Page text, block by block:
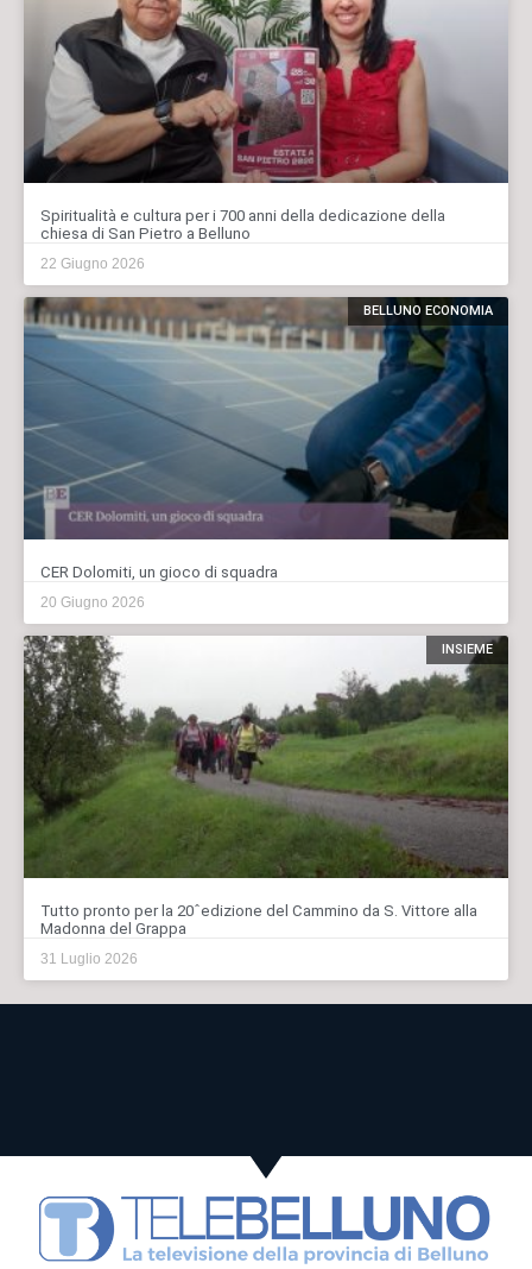
Spiritualità e cultura per i 700 anni della dedicazione della
chiesa di San Pietro a Belluno
22 Giugno 2026
BELLUNO ECONOMIA
CER Dolomiti, un gioco di squadra
20 Giugno 2026
INSIEME
Tutto pronto per la 20ˆedizione del Cammino da S. Vittore alla
Madonna del Grappa
31 Luglio 2026